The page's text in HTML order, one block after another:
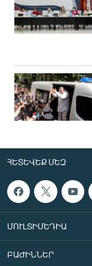
ՀԵՏԵՎԵՔ ՄԵԶ
ՄՈՒԼՏԻՄԵԴԻԱ
ԲԱԺԻՆՆԵՐ